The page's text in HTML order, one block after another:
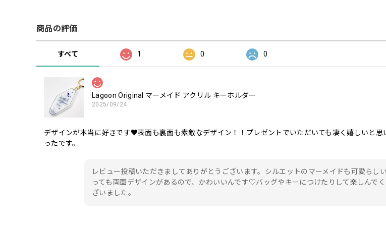
商品の評価
すべて 1 0 0
Lagoon Original マーメイド アクリル キーホルダー
2025/09/24
デザインが本当に好きです♥表面も裏面も素敵なデザイン！！プレゼントでいただいても凄く嬉しいと思
ったです。
レビュー投稿いただきましてありがとうございます。シルエットのマーメイドも可愛らし
っても両面デザインがあるので、かわいいんです♡バッグやキーにつけたりして楽しんで
ざいました。